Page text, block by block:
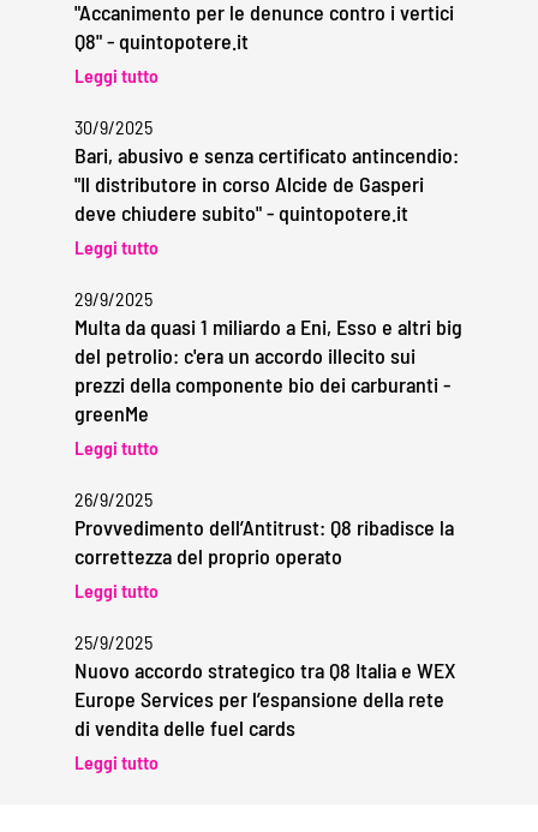
"Accanimento per le denunce contro i vertici
Q8" - quintopotere.it
Leggi tutto
30/9/2025
Bari, abusivo e senza certificato antincendio:
"Il distributore in corso Alcide de Gasperi
deve chiudere subito" - quintopotere.it
Leggi tutto
29/9/2025
Multa da quasi 1 miliardo a Eni, Esso e altri big
del petrolio: c'era un accordo illecito sui
prezzi della componente bio dei carburanti -
greenMe
Leggi tutto
26/9/2025
Provvedimento dell’Antitrust: Q8 ribadisce la
correttezza del proprio operato
Leggi tutto
25/9/2025
Nuovo accordo strategico tra Q8 Italia e WEX
Europe Services per l’espansione della rete
di vendita delle fuel cards
Leggi tutto